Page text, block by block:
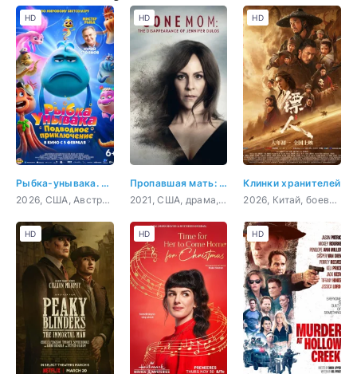
Рыбка-унывака. Подводное приключение
2026, США, Австралия, мультфильм, фэнтези, комедия, приключения, семейный
HD
Пропавшая мать: Исчезновение Дженнифер Дулос
2021, США, драма, криминал
HD
Клинки хранителей
2026, Китай, боевик, фэнтези
HD
HD HD HD